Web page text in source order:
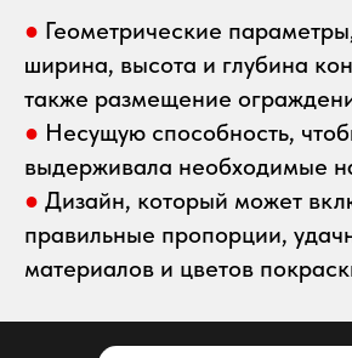
● Геометрические
ширина, высота и глубина
также размещение
● Несущую способность,
выдерживала необходимые
● Дизайн, который может
правильные пропорции,
материалов и цветов